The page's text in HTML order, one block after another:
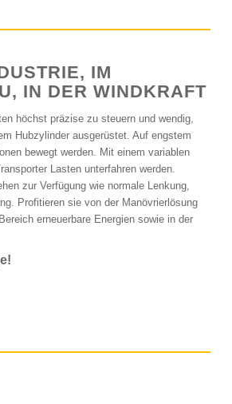
IM
IN DER WINDKRAFT
höchst präzise zu steuern und wendig,
Hubzylinder ausgerüstet. Auf engstem
bewegt werden. Mit einem variablen
Lasten unterfahren werden.
zur Verfügung wie normale Lenkung,
Profitieren sie von der Manövrierlösung
erneuerbare Energien sowie in der